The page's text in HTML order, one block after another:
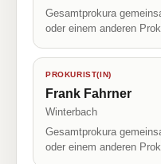
Gesamtprokura
oder einem anderen
PROKURIST(IN)
Frank Fahrner
Winterbach
Gesamtprokura
oder einem anderen